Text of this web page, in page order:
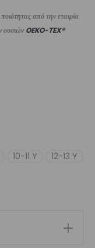
από την εταιρία
ουσιών OEKO-TEX®
10-11 Y 12-13 Y